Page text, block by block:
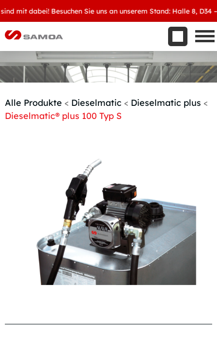
mit dabei! Besuchen Sie uns an unserem Stand: Halle 8, D34 –
Aktuelles
Kontakt
Handelspartner werden
Alle Produkte < Dieselmatic < Dieselmatic plus <
Dieselmatic® plus 100 Typ S